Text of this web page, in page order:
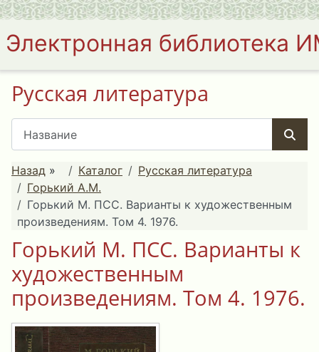
Электронная библиотека
Русская литература
Назад » Каталог
Русская литература
Горький А.М.
Горький М. ПСС. Варианты к художественным
произведениям. Том 4. 1976.
Горький М. ПСС. Варианты к
художественным
произведениям. Том 4. 1976.